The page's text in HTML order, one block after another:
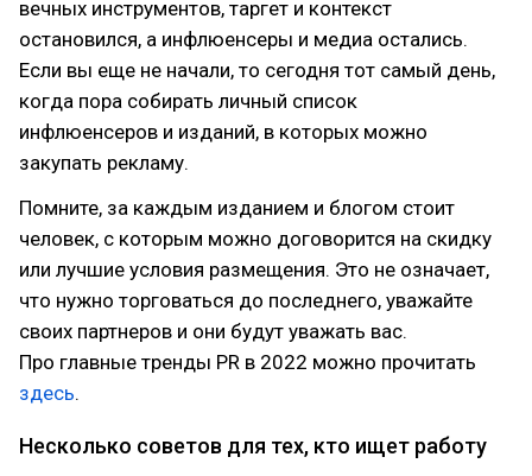
вечных инструментов, таргет и контекст
остановился, а инфлюенсеры и медиа остались.
Если вы еще не начали, то сегодня тот самый день,
когда пора собирать личный список
инфлюенсеров и изданий, в которых можно
закупать рекламу.
Помните, за каждым изданием и блогом стоит
человек, с которым можно договорится на скидку
или лучшие условия размещения. Это не означает,
что нужно торговаться до последнего, уважайте
своих партнеров и они будут уважать вас.
Про главные тренды PR в 2022 можно прочитать
здесь.
Несколько советов для тех, кто ищет работу